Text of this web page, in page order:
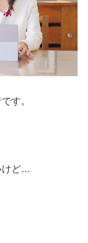
す。
けど…